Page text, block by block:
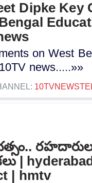
Dipke Key
on West
news.....»»
|
| hmtv